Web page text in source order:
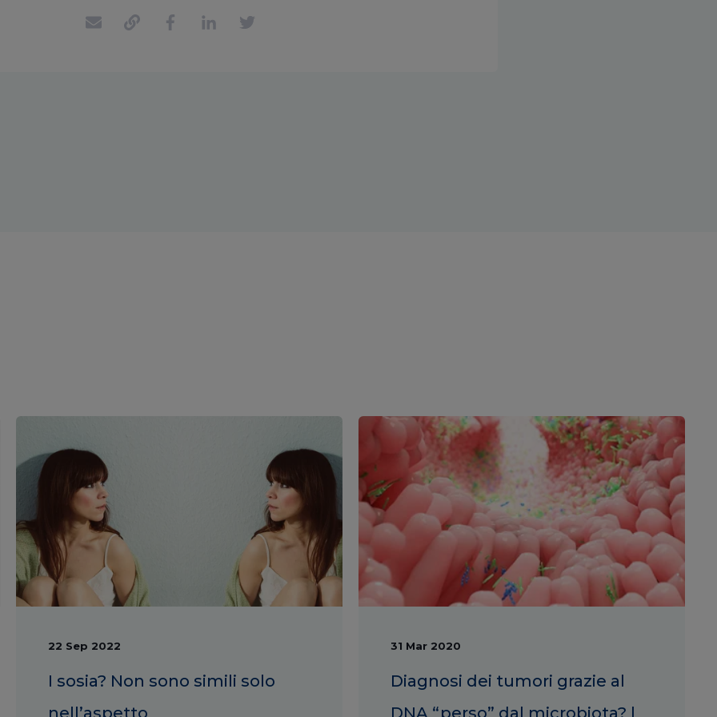
22 Sep 2022
I sosia? Non sono simili solo
nell’aspetto
31 Mar 2020
Diagnosi dei tumori grazie al
DNA “perso” dal microbiota? |